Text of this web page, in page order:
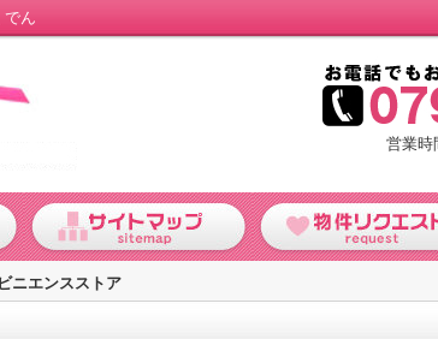
でん
営業時
ニエンスストア